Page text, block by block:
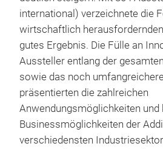
international) verzeichnete die
wirtschaftlich
gutes Ergebnis. Die Fülle an
Aussteller entlang der
sowie das noch
präsentierten die zahlreichen
Anwendungsmöglichkeiten und
Businessmöglichkeiten der
verschiedensten